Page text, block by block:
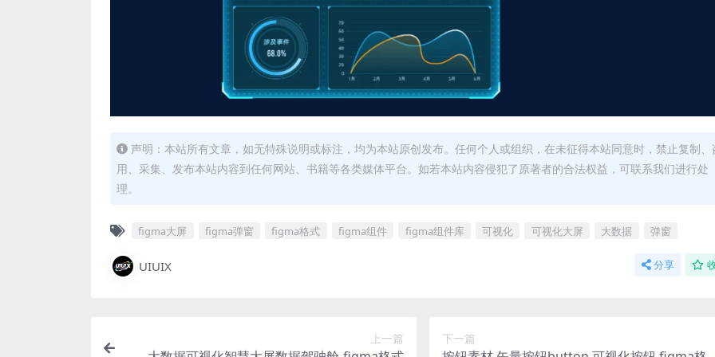
声明：本站所有文章，如无特殊说明或标注，均为本站原创发布。任何个人或组织，在未征得本站同意时，禁止复制、
用、采集、发布本站内容到任何网站、书籍等各类媒体平台。如若本站内容侵犯了原著者的合法权益，可联系我们进行处
理。
figma大屏 figma弹窗 figma格式 figma组件 figma组件库 可视化 可视化大屏 大数据 弹窗
UIUIX 分享
上一篇 下一篇